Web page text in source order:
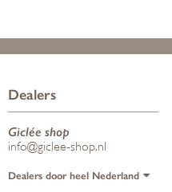
Dealers
Giclée shop
info@giclee-shop.nl
Dealers door heel Nederland